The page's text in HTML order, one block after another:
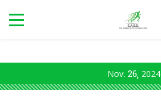
Nov. 26 2024